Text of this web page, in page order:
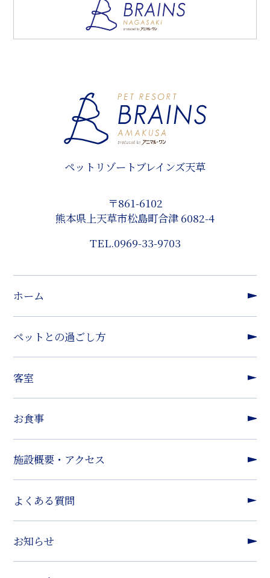
ペットリゾートブレインズ天草
〒861-6102
熊本県上天草市松島町合津 6082-4
TEL.0969-33-9703
ホーム
ペットとの過ごし方
客室
お食事
施設概要・アクセス
よくある質問
お知らせ